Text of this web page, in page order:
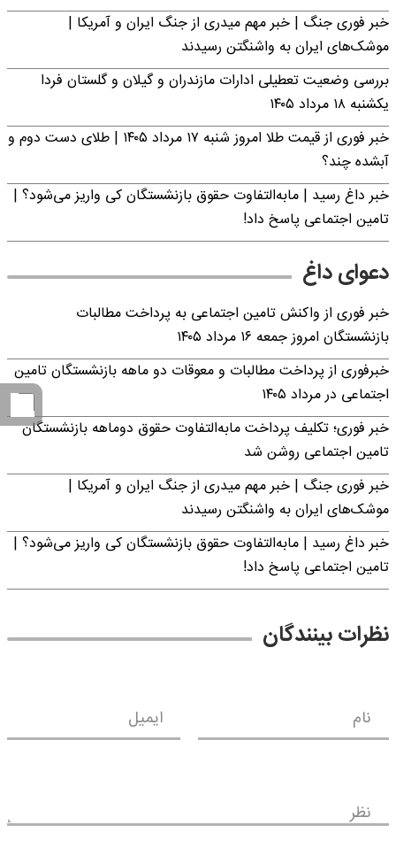
خبر فوری جنگ | خبر مهم میدری از جنگ ایران و آمریکا |
موشک‌های ایران به واشنگتن رسیدند
بررسی وضعیت تعطیلی ادارات مازندران و گیلان و گلستان فردا
یکشنبه ۱۸ مرداد ۱۴۰۵
خبر فوری از قیمت طلا امروز شنبه ۱۷ مرداد ۱۴۰۵ | طلای دست دوم و
آبشده چند؟
خبر داغ رسید | مابه‌التفاوت حقوق بازنشستگان کی واریز می‌شود؟ |
تامین اجتماعی پاسخ داد!
دعوای داغ
خبر فوری از واکنش تامین اجتماعی به پرداخت مطالبات
بازنشستگان امروز جمعه ۱۶ مرداد ۱۴۰۵
خبرفوری از پرداخت مطالبات و معوقات دو ماهه بازنشستگان تامین
اجتماعی در مرداد ۱۴۰۵
خبر فوری؛ تکلیف پرداخت مابه‌التفاوت حقوق دوماهه بازنشستگان
تامین اجتماعی روشن شد
خبر فوری جنگ | خبر مهم میدری از جنگ ایران و آمریکا |
موشک‌های ایران به واشنگتن رسیدند
خبر داغ رسید | مابه‌التفاوت حقوق بازنشستگان کی واریز می‌شود؟ |
تامین اجتماعی پاسخ داد!
نظرات بینندگان
نام ایمیل
نظر